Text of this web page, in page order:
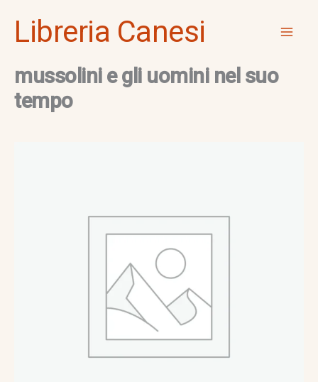
Libreria Canesi
mussolini e gli uomini nel suo
tempo